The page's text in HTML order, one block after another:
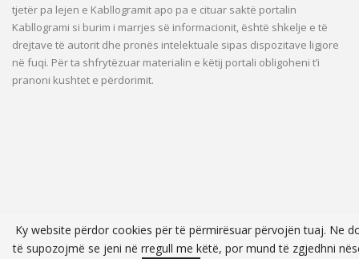
Ky website përdor cookies për të përmirësuar përvojën tuaj. Ne
të supozojmë se jeni në rregull me këtë, por mund të zgjedhni
tjetër pa lejen e Kabllogramit apo pa e cituar saktë portalin
Kabllogrami si burim i marrjes së informacionit, është shkelje e të
drejtave të autorit dhe pronës intelektuale sipas dispozitave ligjore
në fuqi. Për ta shfrytëzuar materialin e këtij portali obligoheni t’i
pranoni kushtet e përdorimit.